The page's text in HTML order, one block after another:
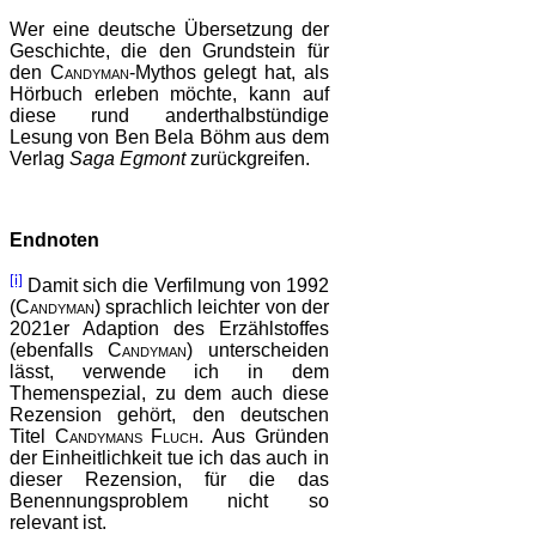
Wer eine deutsche Übersetzung der
Geschichte, die den Grundstein für
den Candyman-Mythos gelegt hat, als
Hörbuch erleben möchte, kann auf
diese rund anderthalbstündige
Lesung von Ben Bela Böhm aus dem
Verlag Saga Egmontzurückgreifen.
Endnoten
[i]
Damit sich die Verfilmung von 1992
(Candyman)sprachlich leichter von der
2021er Adaption des Erzählstoffes
(ebenfallsCandyman) unterscheiden
lässt, verwende ich in dem
Themenspezial, zu dem auch diese
Rezension gehört, den deutschen
Titel Candymans Fluch.Aus Gründen
der Einheitlichkeit tue ich das auch in
dieser Rezension, für die das
Benennungsproblem nicht so
relevant ist.